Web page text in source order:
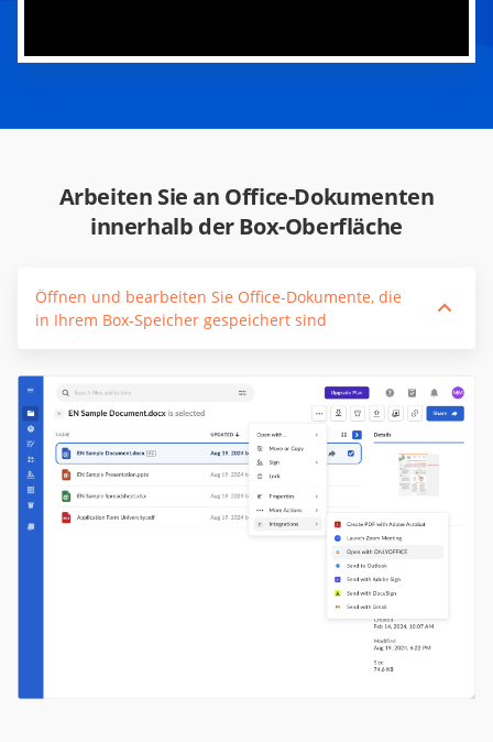
Arbeiten Sie an Office-Dokumenten
innerhalb der Box-Oberfläche
Öffnen und bearbeiten Sie Office-Dokumente, die
in Ihrem Box-Speicher gespeichert sind